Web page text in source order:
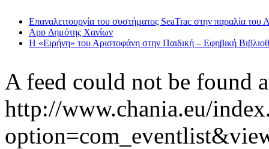
Επαναλειτουργία του συστήματος SeaTrac στην παραλία του
App Δημότης Χανίων
Η «Ειρήνη» του Αριστοφάνη στην Παιδική – Εφηβική
A feed could not be found
http://www.chania.eu/